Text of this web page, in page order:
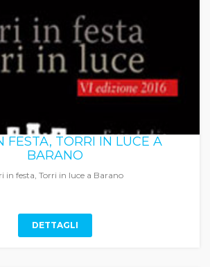
FESTA, TORRI IN LUCE A
BARANO
in festa, Torri in luce a Barano
DETTAGLI